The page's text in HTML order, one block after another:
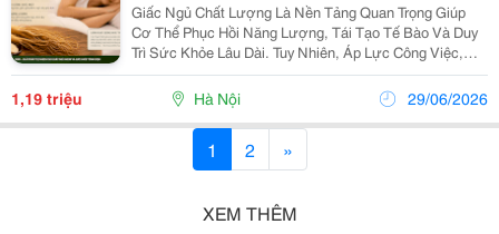
Giấc Ngủ Chất Lượng Là Nền Tảng Quan Trọng Giúp
Cơ Thể Phục Hồi Năng Lượng, Tái Tạo Tế Bào Và Duy
Trì Sức Khỏe Lâu Dài. Tuy Nhiên, Áp Lực Công Việc,
Căng Thẳng Trong Cuộc Sống Và Thói Quen Sinh Hoạt
Thiếu Khoa Học Khiến Nhiều Người Gặp Phải Tình...
1,19 triệu Hà Nội 29/06/2026
1 2 »
XEM THÊM